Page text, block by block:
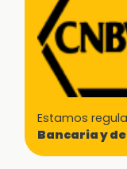
Estamos
Bancaria y